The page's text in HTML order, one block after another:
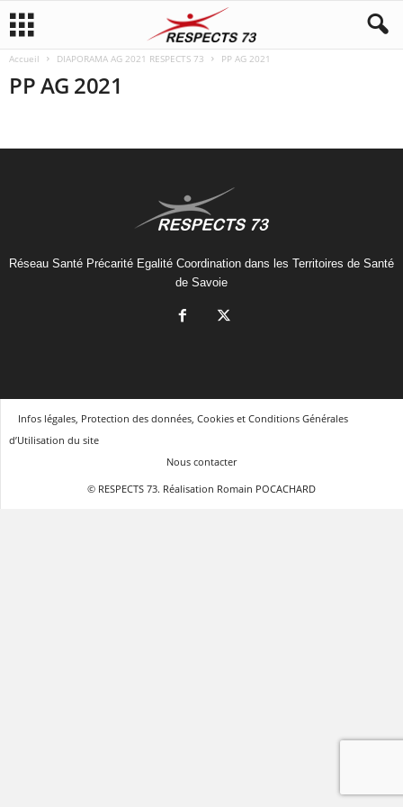
Accueil DIAPORAMA AG 2021 RESPECTS 73 PP AG 2021
PP AG 2021
Réseau Santé Précarité Egalité Coordination dans les Territoires de Santé
de Savoie
Infos légales, Protection des données, Cookies et Conditions Générales
d’Utilisation du site
Nous contacter
© RESPECTS 73. Réalisation Romain POCACHARD